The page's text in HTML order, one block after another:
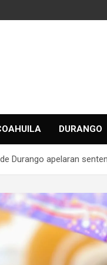
DURANGO
Durango apelaran